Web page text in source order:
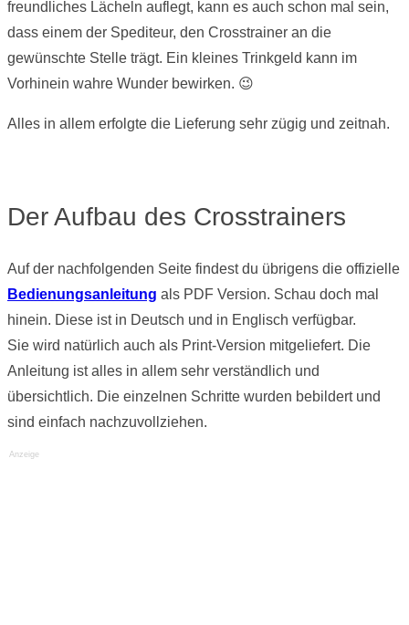
freundliches Lächeln auflegt, kann es auch schon mal sein,
dass einem der Spediteur, den Crosstrainer an die
gewünschte Stelle trägt. Ein kleines Trinkgeld kann im
Vorhinein wahre Wunder bewirken. 😉
Alles in allem erfolgte die Lieferung sehr zügig und zeitnah.
Der Aufbau des Crosstrainers
Auf der nachfolgenden Seite findest du übrigens die offizielle
Bedienungsanleitung als PDF Version. Schau doch mal
hinein. Diese ist in Deutsch und in Englisch verfügbar.
Sie wird natürlich auch als Print-Version mitgeliefert. Die
Anleitung ist alles in allem sehr verständlich und
übersichtlich. Die einzelnen Schritte wurden bebildert und
sind einfach nachzuvollziehen.
Anzeige